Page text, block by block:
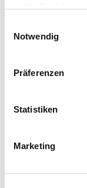
Trigger Symbol
können
bestimmten
Erfahren Sie
Notwendig
Präferenzen
Statistiken
Marketing